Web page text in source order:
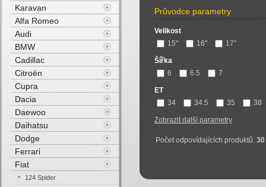
Průvodce parametry
Velikost
15"
16" 17"
Šířka
6
6.5 7
ET
34
34.5 35 38
Zobrazit další parametry
Počet odpovídajících produktů:30
Karavan
Alfa Romeo
Audi
BMW
Cadillac
Citroën
Cupra
Dacia
Daewoo
Daihatsu
Dodge
Ferrari
Fiat
124 Spider